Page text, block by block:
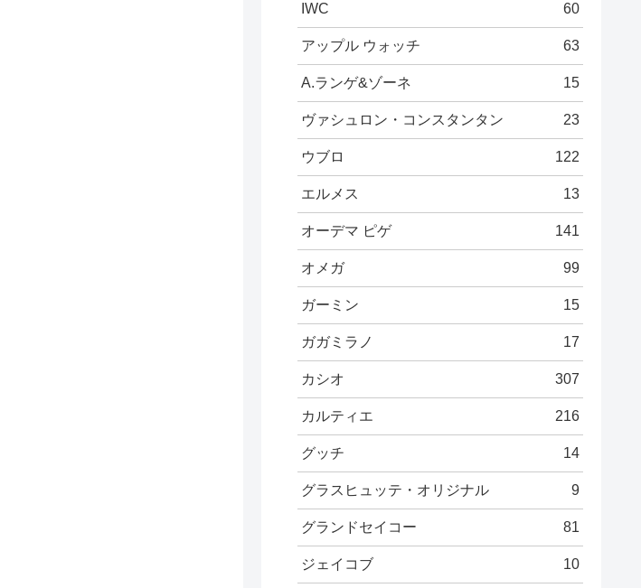
IWC
60
アップル ウォッチ 63
A.ランゲ&ゾーネ 15
ヴァシュロン・コンスタンタン 23
ウブロ 122
エルメス 13
オーデマ ピゲ 141
オメガ 99
ガーミン 15
ガガミラノ 17
カシオ 307
カルティエ 216
グッチ 14
グラスヒュッテ・オリジナル 9
グランドセイコー 81
ジェイコブ 10